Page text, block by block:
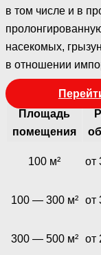
в том числе и в
насекомых,
в отношении
Площадь
помещения
100 м² от
100 — 300 м² от
300 — 500 м² от